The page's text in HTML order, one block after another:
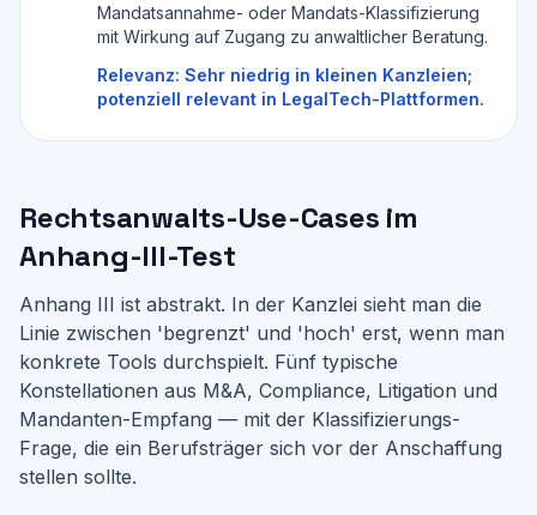
Mandatsannahme- oder Mandats-Klassifizierung
mit Wirkung auf Zugang zu anwaltlicher Beratung.
Relevanz: Sehr niedrig in kleinen Kanzleien;
potenziell relevant in LegalTech-Plattformen.
Rechtsanwalts-Use-Cases im
Anhang-III-Test
Anhang III ist abstrakt. In der Kanzlei sieht man die
Linie zwischen 'begrenzt' und 'hoch' erst, wenn man
konkrete Tools durchspielt. Fünf typische
Konstellationen aus M&A, Compliance, Litigation und
Mandanten-Empfang — mit der Klassifizierungs-
Frage, die ein Berufsträger sich vor der Anschaffung
stellen sollte.